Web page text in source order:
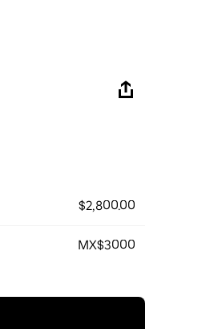
$2,800.00
MX$3000